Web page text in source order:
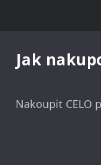
Jak
Nakoupit CELO